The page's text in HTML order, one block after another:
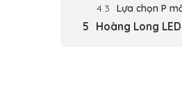
Lựa chọn P
Hoàng Long